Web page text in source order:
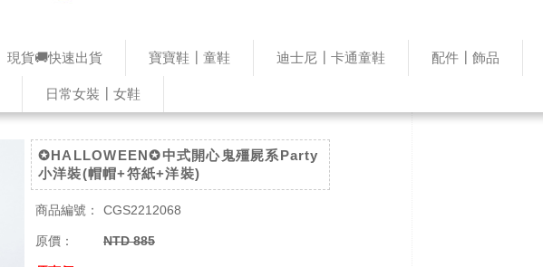
現貨🚚快速出貨 寶寶鞋┃童鞋 迪士尼┃卡通童鞋 配件┃飾品
日常女裝┃女鞋
✪HALLOWEEN✪中式開心鬼殭屍系Party
小洋裝(帽帽+符紙+洋裝)
商品編號： CGS2212068
原價： NTD 885